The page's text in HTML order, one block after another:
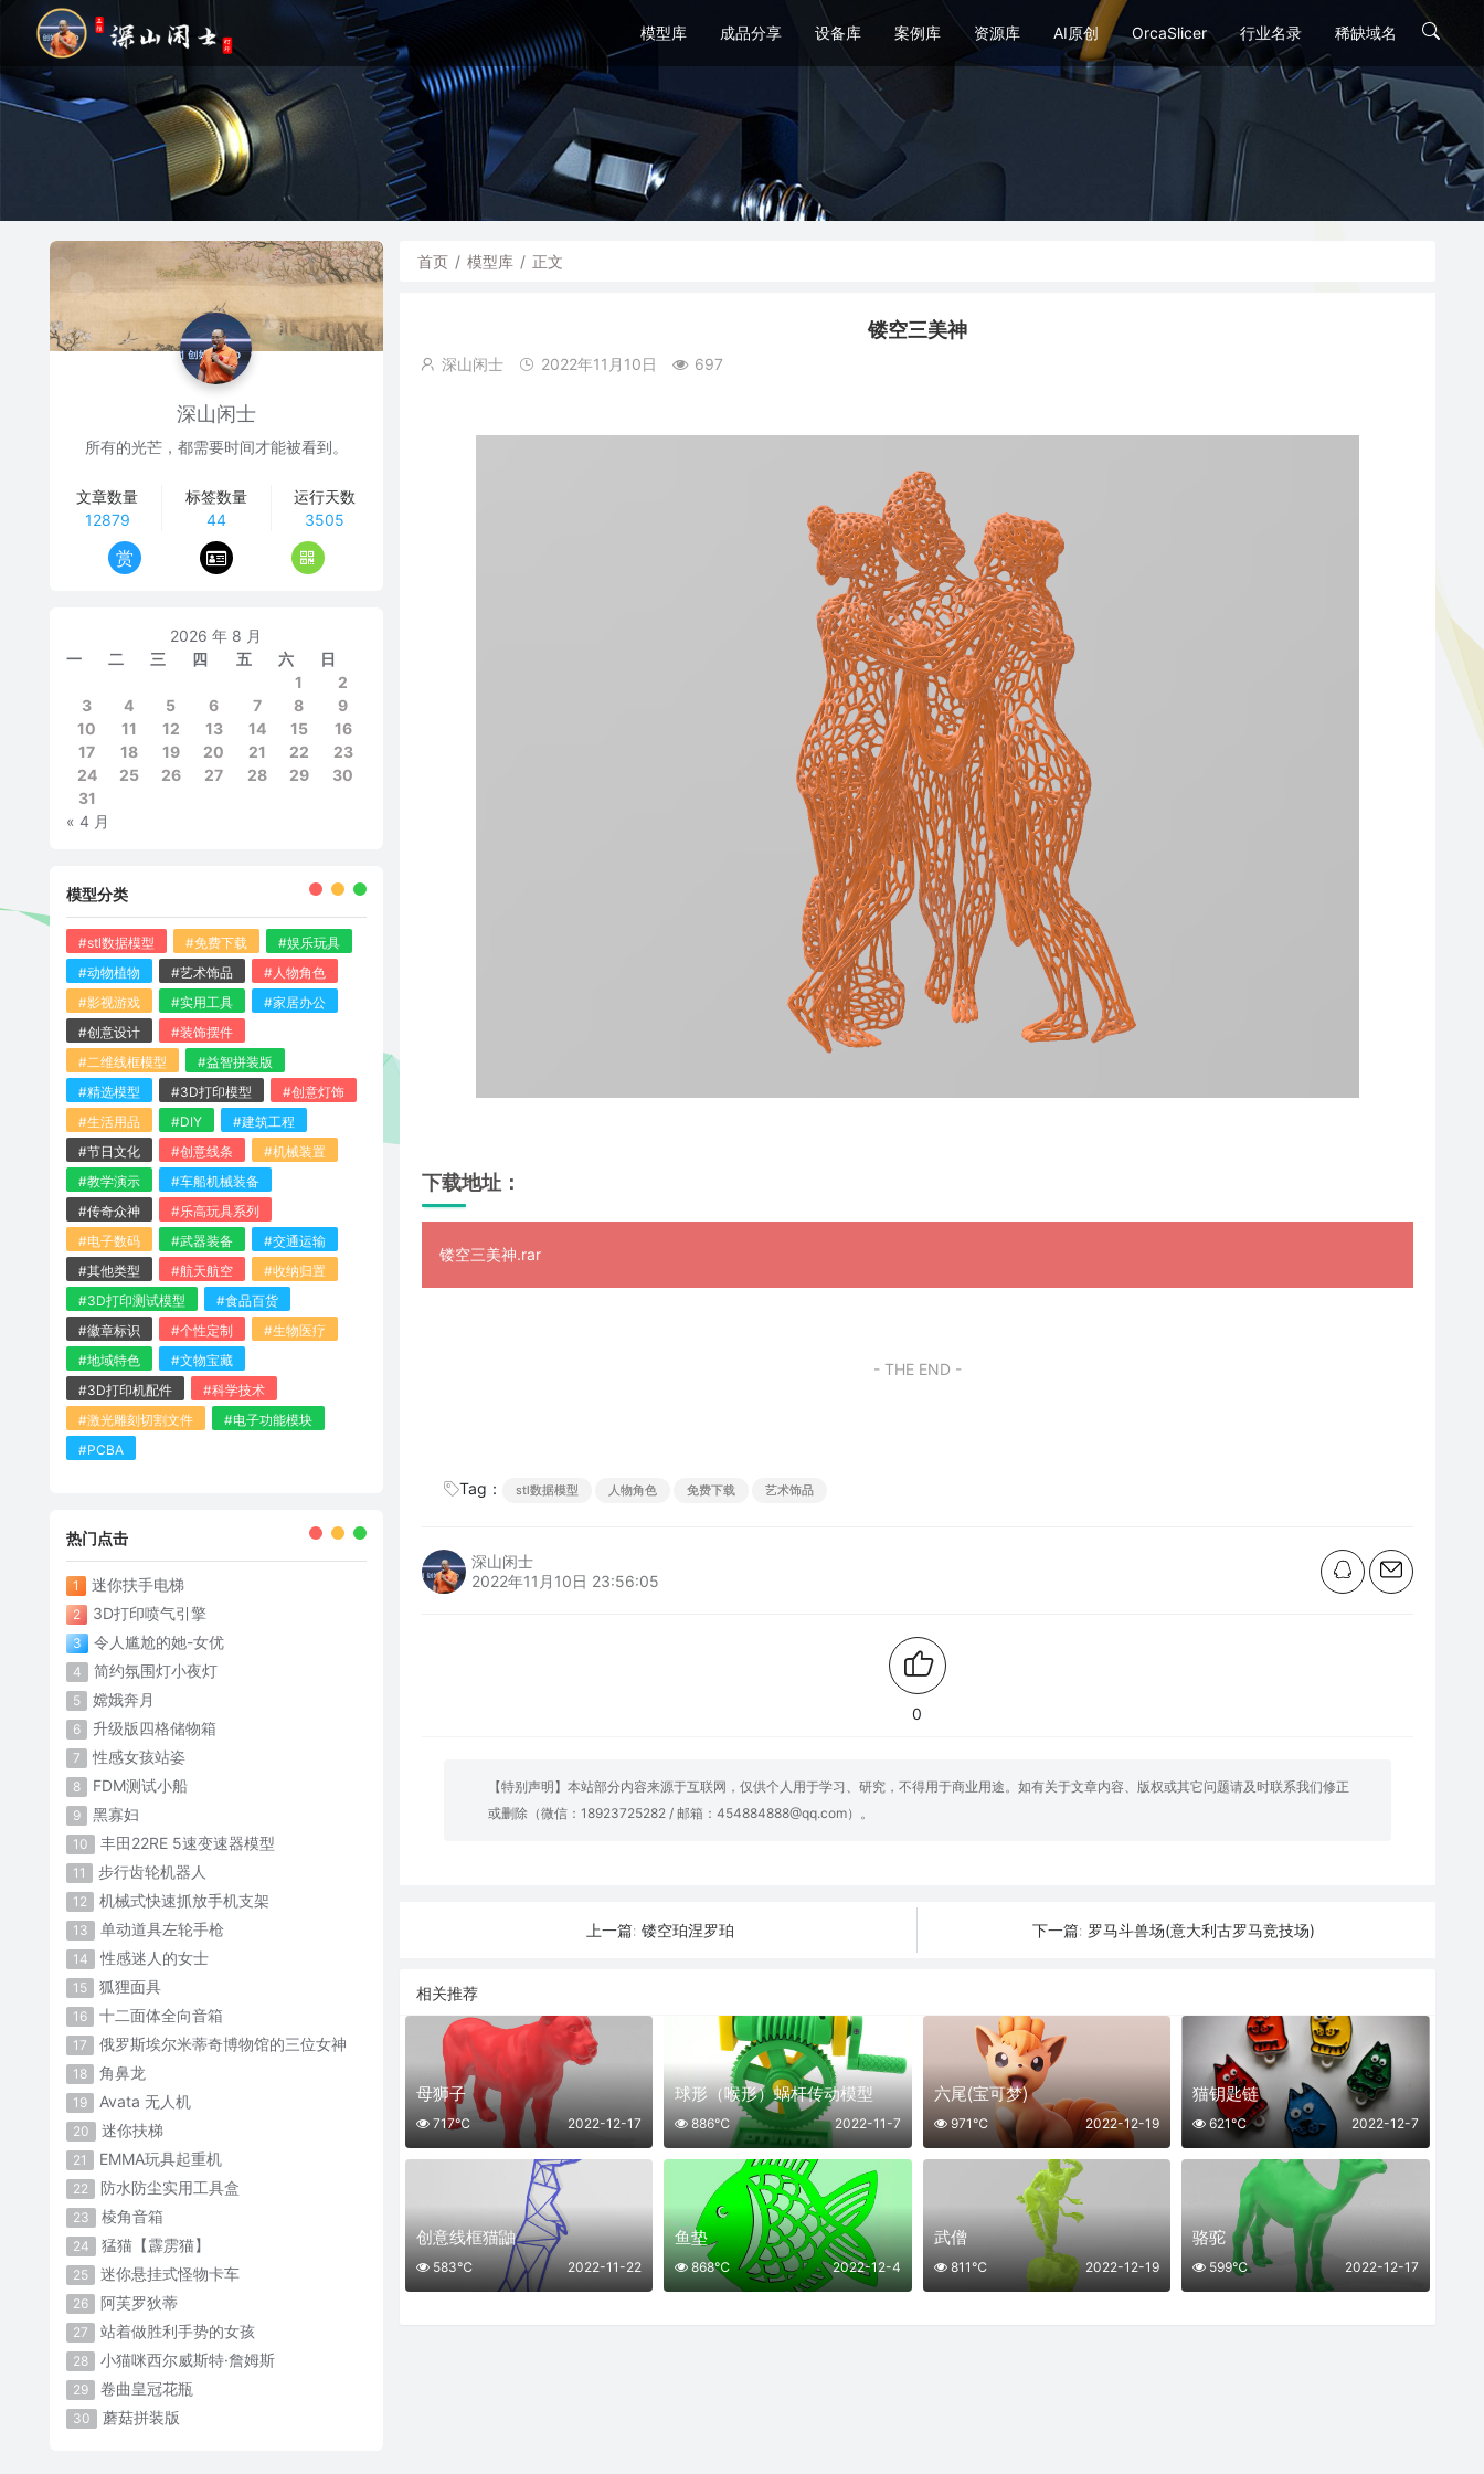
模型库 成品分享 设备库 案例库 资源库 AI原创 OrcaSlicer 行业名录 稀缺域名
首页 / 模型库 / 正文
镂空三美神
深山闲士 2022年11月10日 697
下载地址：
镂空三美神.rar
- THE END -
Tag： stl数据模型 人物角色 免费下载 艺术饰品
深山闲士
2022年11月10日 23:56:05
0
【特别声明】本站部分内容来源于互联网，仅供个人用于学习、研究，不得用于商业用途。如有关于文章内容、版权或其它问题请及时联系我们修正
或删除（微信：18923725282 / 邮箱：454884888@qq.com）。
上一篇: 镂空珀涅罗珀 下一篇: 罗马斗兽场(意大利古罗马竞技场)
相关推荐
母狮子
2022-12-17
717℃
球形（喉形）蜗杆传动模型
2022-11-7
886℃
六尾(宝可梦)
2022-12-19
971℃
猫钥匙链
2022-12-7
621℃
创意线框猫鼬
2022-11-22
583℃
鱼垫
2022-12-4
868℃
武僧
2022-12-19
811℃
骆驼
2022-12-17
599℃
深山闲士
所有的光芒，都需要时间才能被看到。
文章数量
12879
标签数量
44
运行天数
3505
赏
2026 年 8 月
一
二 三 四 五 六
日
1
2
3
4 5 6 7 8
9
10
11 12 13 14 15
16
17
18 19 20 21 22
23
24
25 26 27 28 29
30
31
« 4 月
模型分类
#stl数据模型 #免费下载
#娱乐玩具
#动物植物
#艺术饰品
#人物角色
#影视游戏
#实用工具
#家居办公
#创意设计
#装饰摆件
#二维线框模型
#益智拼装版
#精选模型
#3D打印模型
#创意灯饰
#生活用品
#DIY
#建筑工程
#节日文化
#创意线条
#机械装置
#教学演示
#车船机械装备
#传奇众神
#乐高玩具系列
#电子数码
#武器装备
#交通运输
#其他类型
#航天航空
#收纳归置
#3D打印测试模型
#食品百货
#徽章标识
#个性定制
#生物医疗
#地域特色
#文物宝藏
#3D打印机配件
#科学技术
#激光雕刻切割文件
#电子功能模块
#PCBA
热门点击
1 迷你扶手电梯
2 3D打印喷气引擎
3 令人尴尬的她-女优
4 简约氛围灯小夜灯
5 嫦娥奔月
6 升级版四格储物箱
7 性感女孩站姿
8 FDM测试小船
9 黑寡妇
10 丰田22RE 5速变速器模型
11 步行齿轮机器人
12 机械式快速抓放手机支架
13 单动道具左轮手枪
14 性感迷人的女士
15 狐狸面具
16 十二面体全向音箱
17 俄罗斯埃尔米蒂奇博物馆的三位女神
18 角鼻龙
19 Avata 无人机
20 迷你扶梯
21 EMMA玩具起重机
22 防水防尘实用工具盒
23 棱角音箱
24 猛猫【霹雳猫】
25 迷你悬挂式怪物卡车
26 阿芙罗狄蒂
27 站着做胜利手势的女孩
28 小猫咪西尔威斯特·詹姆斯
29 卷曲皇冠花瓶
30 蘑菇拼装版